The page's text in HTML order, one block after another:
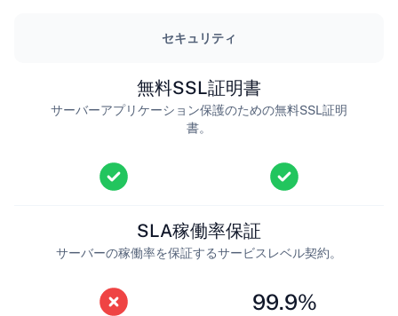
セキュリティ
無料SSL証明書
サーバーアプリケーション保護のための無料SSL証明
書。
SLA稼働率保証
サーバーの稼働率を保証するサービスレベル契約。
99.9%